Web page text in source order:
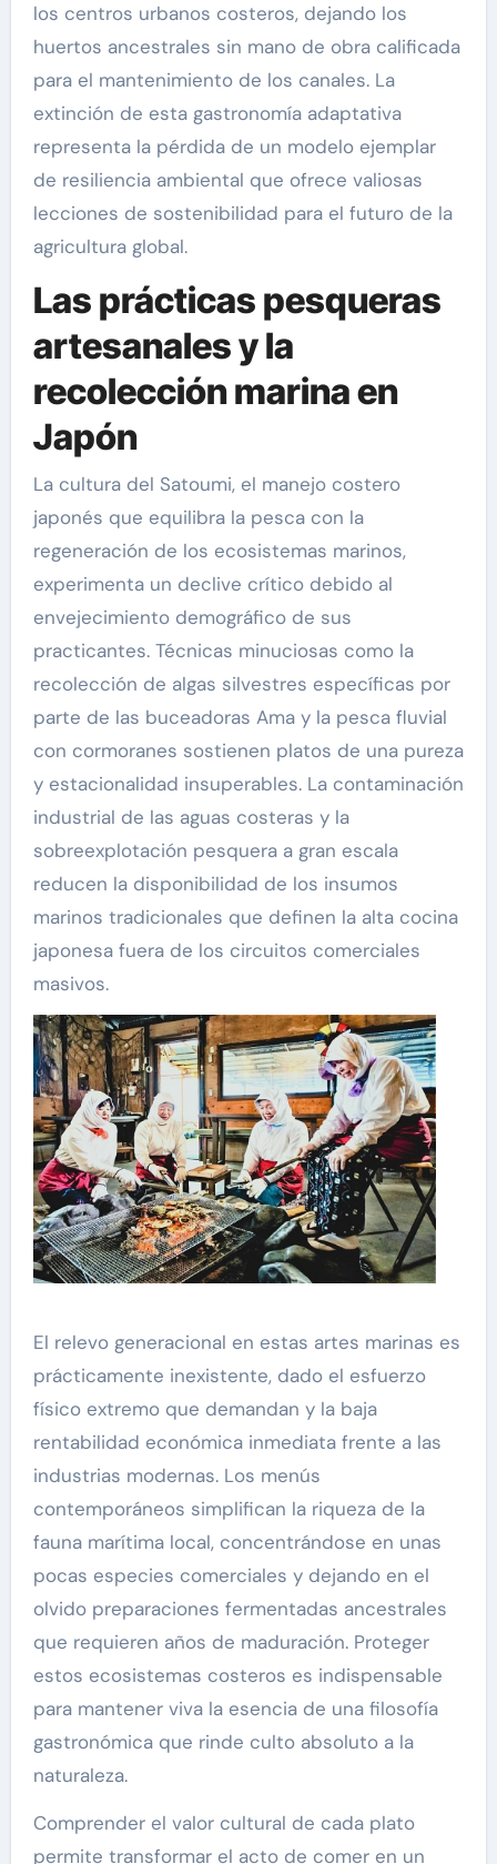
los centros urbanos costeros, dejando los
huertos ancestrales sin mano de obra calificada
para el mantenimiento de los canales. La
extinción de esta gastronomía adaptativa
representa la pérdida de un modelo ejemplar
de resiliencia ambiental que ofrece valiosas
lecciones de sostenibilidad para el futuro de la
agricultura global.
Las prácticas pesqueras
artesanales y la
recolección marina en
Japón
La cultura del Satoumi, el manejo costero
japonés que equilibra la pesca con la
regeneración de los ecosistemas marinos,
experimenta un declive crítico debido al
envejecimiento demográfico de sus
practicantes. Técnicas minuciosas como la
recolección de algas silvestres específicas por
parte de las buceadoras Ama y la pesca fluvial
con cormoranes sostienen platos de una pureza
y estacionalidad insuperables. La contaminación
industrial de las aguas costeras y la
sobreexplotación pesquera a gran escala
reducen la disponibilidad de los insumos
marinos tradicionales que definen la alta cocina
japonesa fuera de los circuitos comerciales
masivos.
El relevo generacional en estas artes marinas es
prácticamente inexistente, dado el esfuerzo
físico extremo que demandan y la baja
rentabilidad económica inmediata frente a las
industrias modernas. Los menús
contemporáneos simplifican la riqueza de la
fauna marítima local, concentrándose en unas
pocas especies comerciales y dejando en el
olvido preparaciones fermentadas ancestrales
que requieren años de maduración. Proteger
estos ecosistemas costeros es indispensable
para mantener viva la esencia de una filosofía
gastronómica que rinde culto absoluto a la
naturaleza.
Comprender el valor cultural de cada plato
permite transformar el acto de comer en un